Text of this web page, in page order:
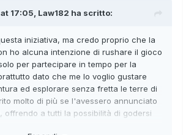
17:05, Law182 ha scritto:
iniziativa, ma credo proprio che la
ho alcuna intenzione di rushare il gioco
per partecipare in tempo per la
dato che me lo voglio gustare
ed esplorare senza fretta le terre di
molto di più se l'avessero annunciato
offrendo a tutti la possibilità di godersi